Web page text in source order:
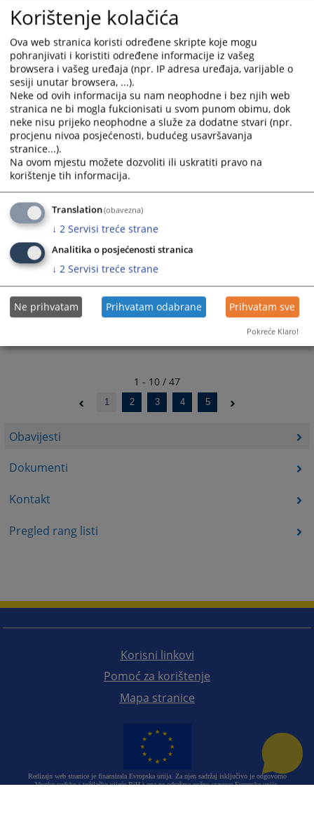
Obavijesti
Dokumenti
Kontakt
Pregled rang listi
to
get
the
keyboard
shortcuts
for
changing
dates.
get
the
keyboard
for
changing
dates.
21.11.2024.
Obavještenje o planiranom početku održavanja
kvalifikacionog testiranja
16.08.2023.
Obavještenje o planiranom početku održavanja
kvalifikacionog testiranja
18.05.2023.
Često postavljana pitanja vezano za korištenje Modula za
online apliciranje
20.04.2023.
Važno obavještenje za sve kandidate koji se prijavljuju na
pravosudne pozicije
18.10.2022.
Obavještenje o preliminarnim rezultatima pismenog
testiranja
1 - 10 / 47
1 2 3 4 5
Korisni linkovi
Pomoć za korištenje
Mapa stranice
Redizajn web stranice je finansirala Evropska unija. Za njen sadržaj isključivo je odgovorno
Visoko sudsko i tužilačko vijeće BiH i ona ne odražava nužno stavove Evropske unije.
Korištenje kolačića
Ova web stranica koristi određene skripte koje mogu
pohranjivati i koristiti određene informacije iz vašeg
browsera i vašeg uređaja (npr. IP adresa uređaja, varijable o
sesiji unutar browsera, ...).
Neke od ovih informacija su nam neophodne i bez njih web
stranica ne bi mogla fukcionisati u svom punom obimu, dok
neke nisu prijeko neophodne a služe za dodatne stvari (npr.
procjenu nivoa posjećenosti, budućeg usavršavanja
stranice...).
Na ovom mjestu možete dozvoliti ili uskratiti pravo na
korištenje tih informacija.
Translation(obavezna)
↓ 2 Servisi treće strane
Analitika o posjećenosti stranica
↓ 2 Servisi treće strane
Ne prihvatam Prihvatam odabrane Prihvatam sve
Pokreće Klaro!